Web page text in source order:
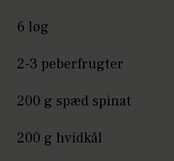
6 løg
2-3 peberfrugter
200 g spæd spinat
200 g hvidkål